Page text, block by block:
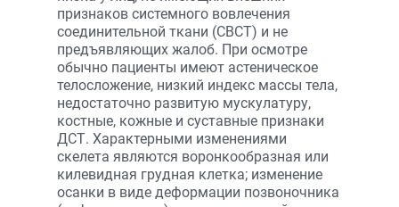
признаков системного вовлечения
соединительной ткани (СВСТ) и не
предъявляющих жалоб. При осмотре
обычно пациенты имеют астеническое
телосложение, низкий индекс массы тела,
недостаточно развитую мускулатуру,
костные, кожные и суставные признаки
ДСТ. Характерными изменениями
скелета являются воронкообразная или
килевидная грудная клетка; изменение
осанки в виде деформации позвоночника